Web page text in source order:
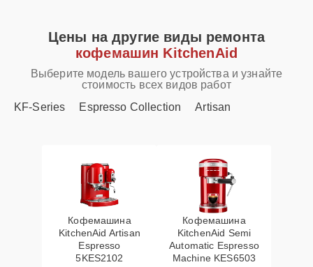
Цены на другие виды ремонта
кофемашин KitchenAid
Выберите модель вашего устройства и узнайте
стоимость всех видов работ
KF-Series
Espresso Collection Artisan
Кофемашина
KitchenAid Artisan
Espresso
5KES2102
Кофемашина
KitchenAid Semi
Automatic Espresso
Machine KES6503